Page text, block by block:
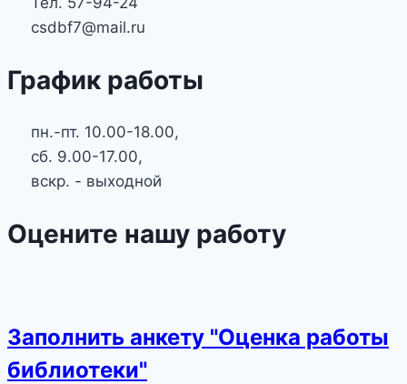
csdbf7@mail.ru
График работы
пн.-пт. 10.00-18.00,
сб. 9.00-17.00,
вскр. - выходной
Оцените нашу работу
Заполнить анкету "Оценка работы
библиотеки"